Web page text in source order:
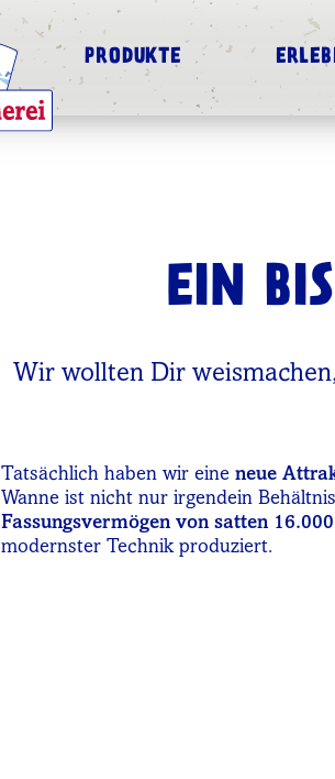
PRODUKTE
EIN
Wir wollten Dir
Tatsächlich haben wir eine neue
Wanne ist nicht nur irgendein
Fassungsvermögen von satten
modernster Technik produziert.